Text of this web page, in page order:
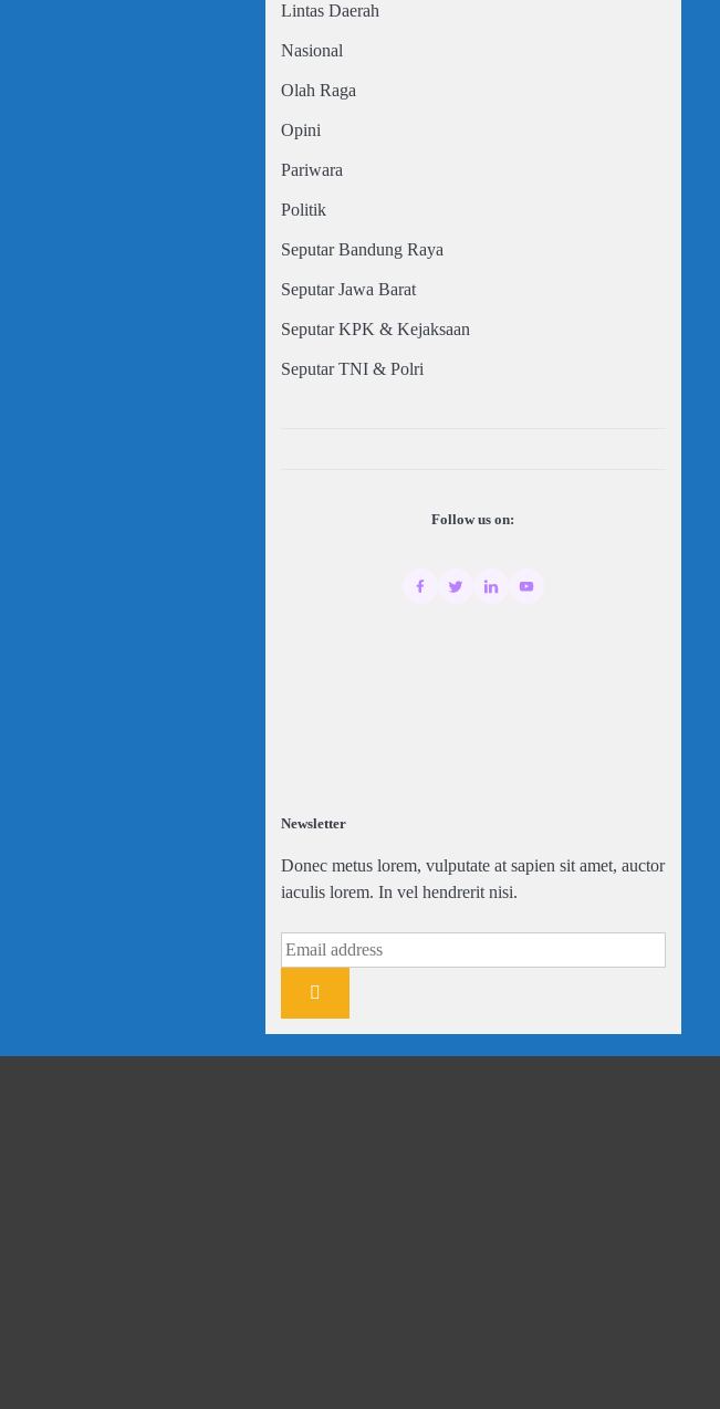
Lintas Daerah
Nasional
Olah Raga
Opini
Pariwara
Politik
Seputar Bandung Raya
Seputar Jawa Barat
Seputar KPK & Kejaksaan
Seputar TNI & Polri
Follow us on:
Newsletter
Donec metus lorem, vulputate at sapien sit amet, auctor
iaculis lorem. In vel hendrerit nisi.